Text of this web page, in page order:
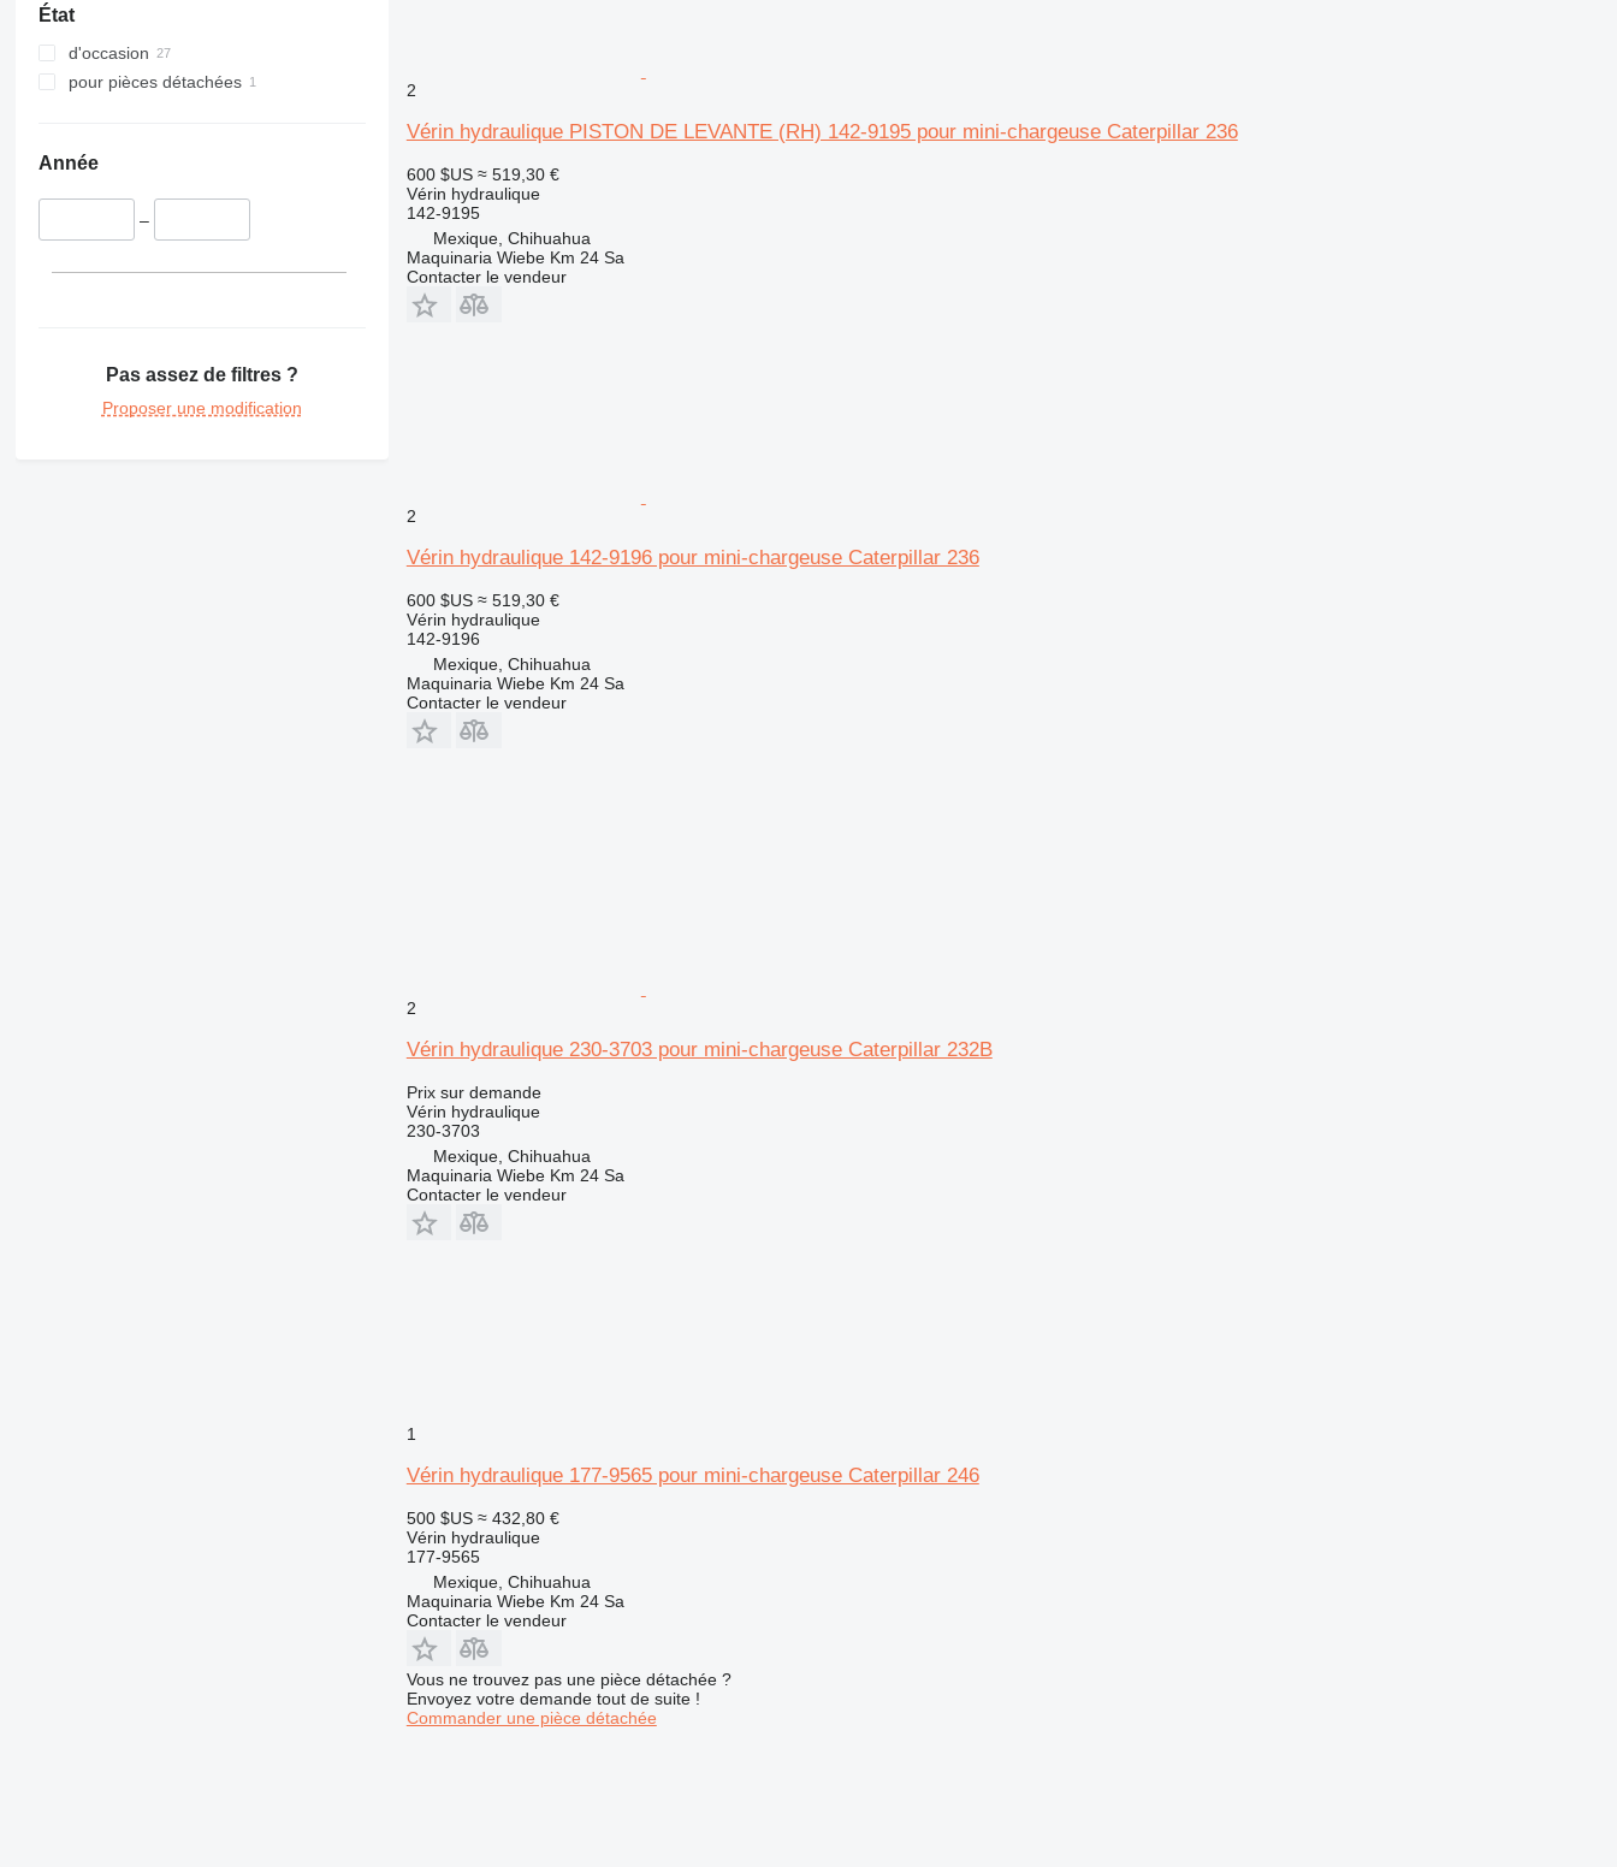
État
d'occasion
pour pièces détachées
Année
–
Pas assez de filtres ?
Proposer une modification
2
Vérin hydraulique PISTON DE LEVANTE (RH) 142-9195 pour mini-chargeuse Caterpillar 236
600 $US ≈ 519,30 €
Vérin hydraulique
142-9195
Mexique, Chihuahua
Maquinaria Wiebe Km 24 Sa
Contacter le vendeur
2
Vérin hydraulique 142-9196 pour mini-chargeuse Caterpillar 236
600 $US ≈ 519,30 €
Vérin hydraulique
142-9196
Mexique, Chihuahua
Maquinaria Wiebe Km 24 Sa
Contacter le vendeur
2
Vérin hydraulique 230-3703 pour mini-chargeuse Caterpillar 232B
Prix sur demande
Vérin hydraulique
230-3703
Mexique, Chihuahua
Maquinaria Wiebe Km 24 Sa
Contacter le vendeur
1
Vérin hydraulique 177-9565 pour mini-chargeuse Caterpillar 246
500 $US ≈ 432,80 €
Vérin hydraulique
177-9565
Mexique, Chihuahua
Maquinaria Wiebe Km 24 Sa
Contacter le vendeur
Vous ne trouvez pas une pièce détachée ?
Envoyez votre demande tout de suite !
Commander une pièce détachée